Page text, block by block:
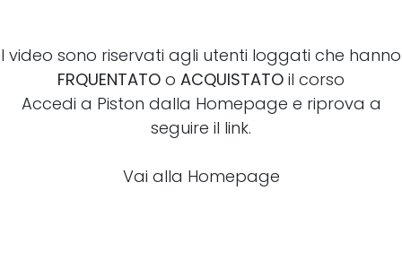
I video sono riservati agli utenti loggati che hanno
FRQUENTATO o ACQUISTATO il corso
Accedi a Piston dalla Homepage e riprova a
seguire il link.
Vai alla Homepage